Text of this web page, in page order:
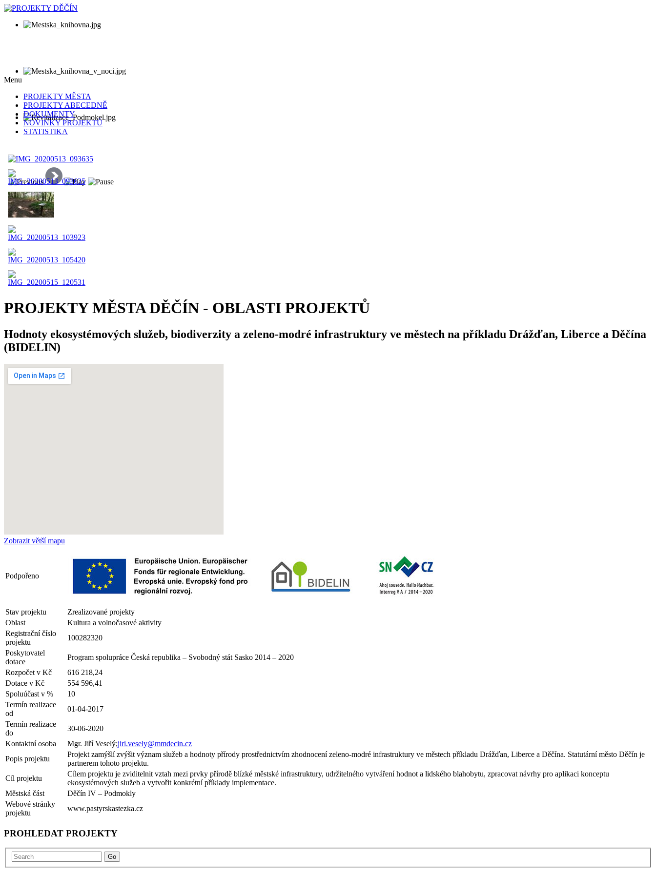
Menu
PROJEKTY MĚSTA
PROJEKTY ABECEDNĚ
DOKUMENTY
NOVINKY PROJEKTŮ
STATISTIKA
PROJEKTY MĚSTA DĚČÍN - OBLASTI PROJEKTŮ
Hodnoty ekosystémových služeb, biodiverzity a zeleno-modré infrastruktury ve městech na příkladu Drážďan, Liberce a Děčína
(BIDELIN)
Zobrazit větší mapu
Podpořeno
Stav projektu
Zrealizované projekty
Oblast
Kultura a volnočasové aktivity
Registrační číslo
projektu
100282320
Poskytovatel
dotace
Program spolupráce Česká republika – Svobodný stát Sasko 2014 – 2020
Rozpočet v Kč
616 218,24
Dotace v Kč
554 596,41
Spoluúčast v %
10
Termín realizace
od
01-04-2017
Termín realizace
do
30-06-2020
Kontaktní osoba
Mgr. Jiří Veselý;jiri.vesely@mmdecin.cz
Popis projektu
Projekt zamýšlí zvýšit význam služeb a hodnoty přírody prostřednictvím zhodnocení zeleno-modré infrastruktury ve městech příkladu Drážďan, Liberce a Děčína. Statutární město Děčín je
partnerem tohoto projektu.
Cíl projektu
Cílem projektu je zviditelnit vztah mezi prvky přírodě blízké městské infrastruktury, udržitelného vytváření hodnot a lidského blahobytu, zpracovat návrhy pro aplikaci konceptu
ekosystémových služeb a vytvořit konkrétní příklady implementace.
Městská část
Děčín IV – Podmokly
Webové stránky
projektu
www.pastyrskastezka.cz
PROHLEDAT PROJEKTY
Go